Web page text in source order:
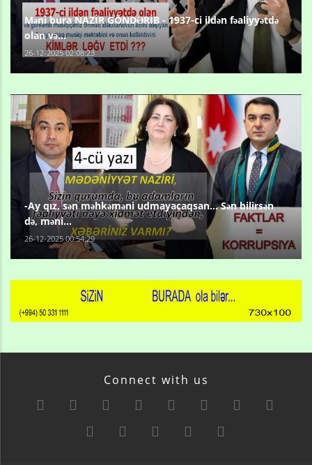
Məni bura NAZİR GÖNDƏRİB - 1937-ci ildən fəaliyyətdə
olan və...
26-12-2025 02:08:23
-Ay qız, sən məhkəməni udmayacaqsan... Sən bilirsən
də, məni...
26-12-2025 00:54:29
Connect with us